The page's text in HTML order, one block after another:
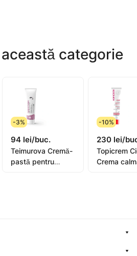
ștergând semnele de
dimineața și seara pe
și uscat. Numai pentru uz
dermatologic și
categorie
-3%
94 lei/buc.
Teimurova Cremă-
pastă pentru
-10%
230 lei/
Topicrem
Crema